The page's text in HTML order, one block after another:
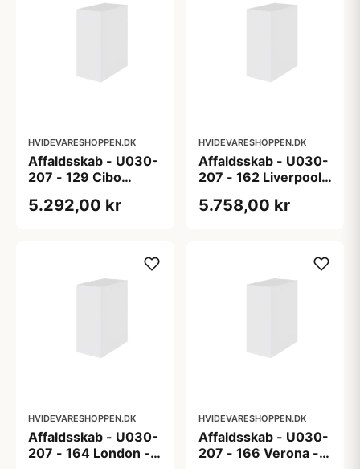
HVIDEVARESHOPPEN.DK
Affaldsskab - U030-
207 - 129 Cibo
Super mat lakeret
5.292,00 kr
HVIDEVARESHOPPEN.DK
Affaldsskab - U030-
207 - 162 Liverpool -
kant
5.758,00 kr
HVIDEVARESHOPPEN.DK
Affaldsskab - U030-
207 - 164 London -
HVIDEVARESHOPPEN.DK
Affaldsskab - U030-
207 - 166 Verona -